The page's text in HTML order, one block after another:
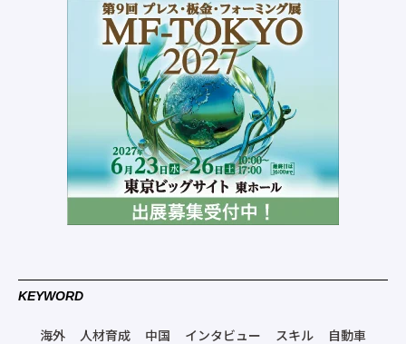
KEYWORD
海外 人材育成 中国 インタビュー スキル 自動車